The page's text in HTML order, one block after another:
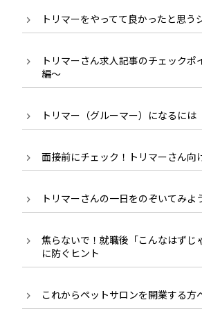
トリマーをやってて良かったと思う
トリマーさん求人記事のチェックポ
編～
トリマー（グルーマー）になるには
面接前にチェック！トリマーさん向
トリマーさんの一日をのぞいてみよ
焦らないで！就職後「こんなはずじ
に防ぐヒント
これからペットサロンを開業する方